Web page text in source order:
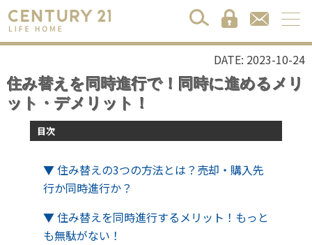
DATE: 2023-10-24
住み替えを同時進行で！同時に進めるメリ
ット・デメリット！
目次
▼ 住み替えの3つの方法とは？売却・購入先
行か同時進行か？
▼ 住み替えを同時進行するメリット！もっと
も無駄がない！